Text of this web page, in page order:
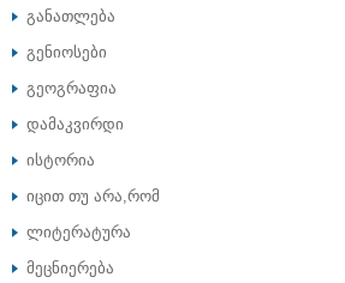
განათლება
გენიოსები
გეოგრაფია
დამაკვირდი
ისტორია
იცით თუ არა,რომ
ლიტერატურა
მეცნიერება